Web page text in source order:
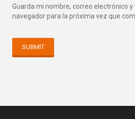
Guarda mi nombre, correo electrónico y
navegador para la próxima vez que